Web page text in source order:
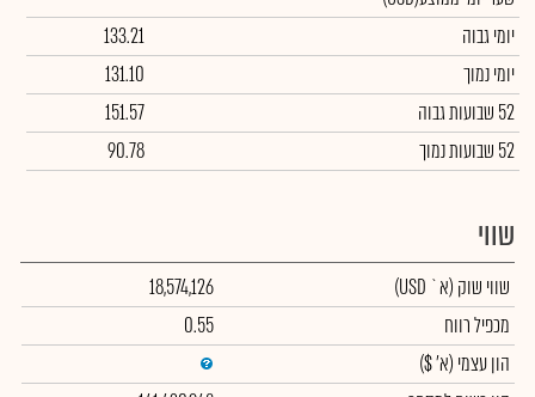
יומי גבוה
133.21
יומי נמוך
131.10
52 שבועות גבוה
151.57
52 שבועות נמוך
90.78
שווי
שווי שוק (א` USD)
18,574,126
מכפיל רווח
0.55
הון עצמי (א' $)